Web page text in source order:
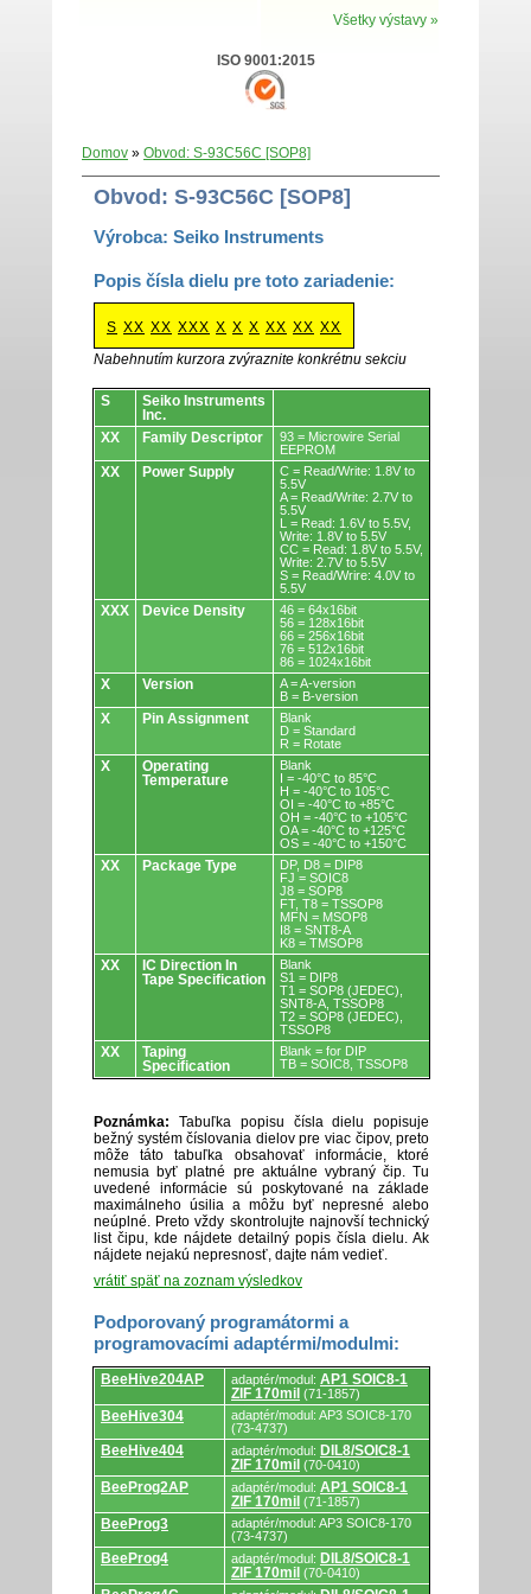
Všetky výstavy »
ISO 9001:2015
Domov » Obvod: S-93C56C [SOP8]
Obvod: S-93C56C [SOP8]
Výrobca: Seiko Instruments
Popis čísla dielu pre toto zariadenie:
S XX XX XXX X X X XX XX XX
Nabehnutím kurzora zvýraznite konkrétnu sekciu
Obvody.
S
Seiko Instruments
Inc.
XX
Family Descriptor
93 = Microwire Serial
EEPROM
XX Power Supply
C = Read/Write: 1.8V to
5.5V
A = Read/Write: 2.7V to
5.5V
L = Read: 1.6V to 5.5V,
Write: 1.8V to 5.5V
CC = Read: 1.8V to 5.5V,
Write: 2.7V to 5.5V
S = Read/Wrire: 4.0V to
5.5V
XXX Device Density
46 = 64x16bit
56 = 128x16bit
66 = 256x16bit
76 = 512x16bit
86 = 1024x16bit
X Version
A = A-version
B = B-version
X Pin Assignment
Blank
D = Standard
R = Rotate
X
Operating
Temperature
Blank
I = -40°C to 85°C
H = -40°C to 105°C
OI = -40°C to +85°C
OH = -40°C to +105°C
OA = -40°C to +125°C
OS = -40°C to +150°C
XX Package Type
DP, D8 = DIP8
FJ = SOIC8
J8 = SOP8
FT, T8 = TSSOP8
MFN = MSOP8
I8 = SNT8-A
K8 = TMSOP8
XX
IC Direction In
Tape Specification
Blank
S1 = DIP8
T1 = SOP8 (JEDEC),
SNT8-A, TSSOP8
T2 = SOP8 (JEDEC),
TSSOP8
XX
Taping
Specification
Blank = for DIP
TB = SOIC8, TSSOP8
Poznámka: Tabuľka popisu čísla dielu popisuje
bežný systém číslovania dielov pre viac čipov, preto
môže táto tabuľka obsahovať informácie, ktoré
nemusia byť platné pre aktuálne vybraný čip. Tu
uvedené informácie sú poskytované na základe
maximálneho úsilia a môžu byť nepresné alebo
neúplné. Preto vždy skontrolujte najnovší technický
list čipu, kde nájdete detailný popis čísla dielu. Ak
nájdete nejakú nepresnosť, dajte nám vedieť.
vrátiť späť na zoznam výsledkov
Podporovaný programátormi a
programovacími adaptérmi/modulmi:
Podporovaný
programátormi
a
programovacími
BeeHive204AP adaptér/modul: AP1 SOIC8-1
ZIF 170mil (71-1857)
BeeHive304
adaptér/modul: AP3 SOIC8-170
(73-4737)
BeeHive404 adaptér/modul: DIL8/SOIC8-1
ZIF 170mil (70-0410)
BeeProg2AP adaptér/modul: AP1 SOIC8-1
ZIF 170mil (71-1857)
BeeProg3
adaptér/modul: AP3 SOIC8-170
(73-4737)
BeeProg4 adaptér/modul: DIL8/SOIC8-1
ZIF 170mil (70-0410)